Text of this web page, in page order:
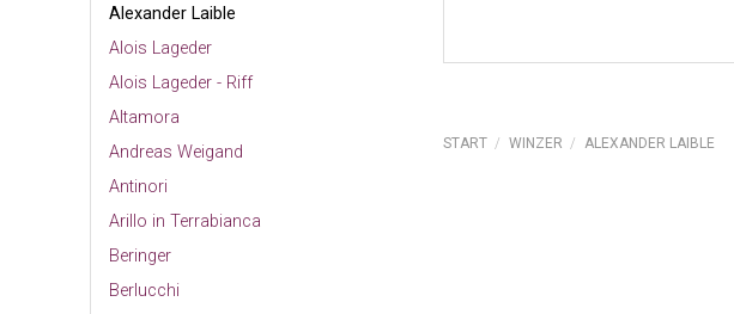
Alexander Laible
Alois Lageder
Alois Lageder - Riff
Altamora
Andreas Weigand
Antinori
Arillo in Terrabianca
Beringer
Berlucchi
START / WINZER / ALEXANDER LAIBLE